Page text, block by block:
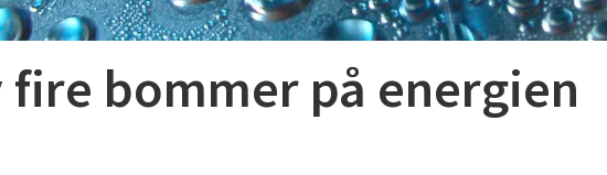
fire bommer på energien